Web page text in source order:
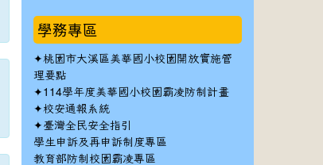
學務專區
✦桃園市大溪區美華國小校園開放實施管
理要點
✦114學年度美華國小校園霸凌防制計畫
✦校安通報系統
✦臺灣全民安全指引
學生申訴及再申訴制度專區
教育部防制校園霸凌專區